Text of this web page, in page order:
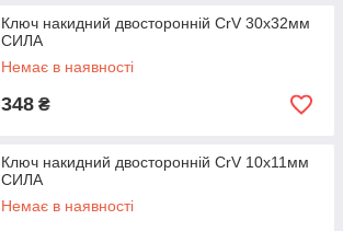
Ключ накидний двосторонній CrV 30x32мм
СИЛА
Немає в наявності
348 ₴
Ключ накидний двосторонній CrV 10x11мм
CИЛА
Немає в наявності